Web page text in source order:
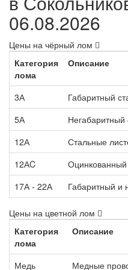
06.08.2026
Цены на чёрный лом
Категория
лома
Описание
3А
Габаритный
5А
12А
Стальные
12АC
17А - 22А
Габаритный и
Цены на цветной лом
Категория
лома
Описание
Медь Медные